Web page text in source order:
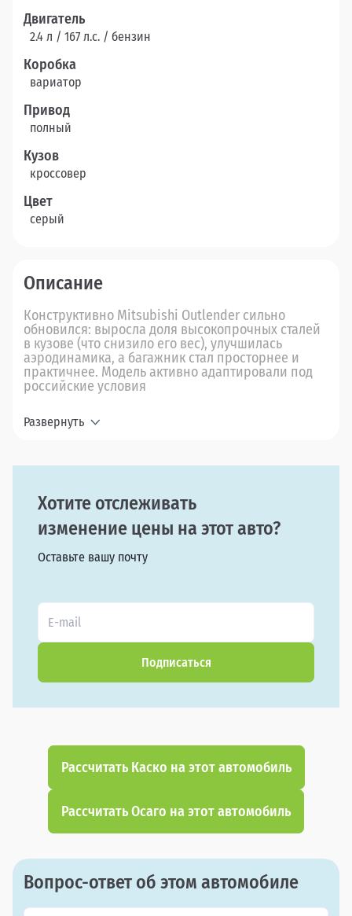
Двигатель
2.4 л / 167 л.c. / бензин
Коробка
вариатор
Привод
полный
Кузов
кроссовер
Цвет
серый
Описание
Конструктивно Mitsubishi Outlender сильно
обновился: выросла доля высокопрочных сталей
в кузове (что снизило его вес), улучшилась
аэродинамика, а багажник стал просторнее и
практичнее. Модель активно адаптировали под
российские условия
Развернуть
Хотите отслеживать
изменение цены на этот авто?
Оставьте вашу почту
Подписаться
Рассчитать Каско на этот автомобиль
Рассчитать Осаго на этот автомобиль
Вопрос-ответ об этом автомобиле